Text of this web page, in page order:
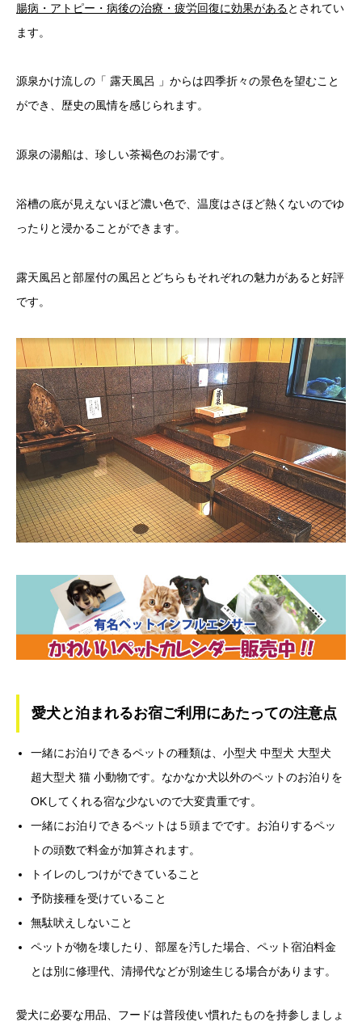
腸病・アトピー・病後の治療・疲労回復に効果があるとされてい
ます。
源泉かけ流しの「 露天風呂 」からは四季折々の景色を望むこと
ができ、歴史の風情を感じられます。
源泉の湯船は、珍しい茶褐色のお湯です。
浴槽の底が見えないほど濃い色で、温度はさほど熱くないのでゆ
ったりと浸かることができます。
露天風呂と部屋付の風呂とどちらもそれぞれの魅力があると好評
です。
愛犬と泊まれるお宿ご利用にあたっての注意点
一緒にお泊りできるペットの種類は、小型犬 中型犬 大型犬
超大型犬 猫 小動物です。なかなか犬以外のペットのお泊りを
OKしてくれる宿な少ないので大変貴重です。
一緒にお泊りできるペットは５頭までです。お泊りするペッ
トの頭数で料金が加算されます。
トイレのしつけができていること
予防接種を受けていること
無駄吠えしないこと
ペットが物を壊したり、部屋を汚した場合、ペット宿泊料金
とは別に修理代、清掃代などが別途生じる場合があります。
愛犬に必要な用品、フードは普段使い慣れたものを持参しましょ